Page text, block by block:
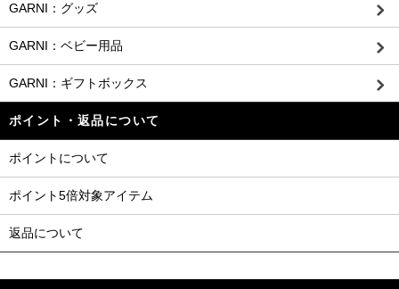
GARNI：グッズ
GARNI：ベビー用品
GARNI：ギフトボックス
ポイント・返品について
ポイントについて
ポイント5倍対象アイテム
返品について